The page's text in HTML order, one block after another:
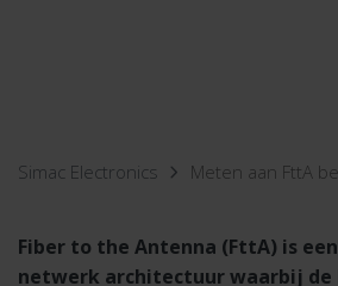
Simac Electronics Meten aan FttA
Fiber to the Antenna (FttA) is
netwerk architectuur waarbij